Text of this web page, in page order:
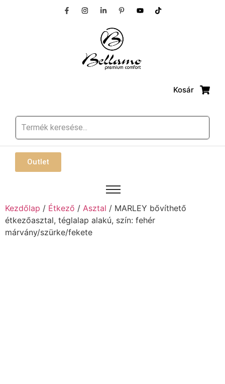
Kosár
Outlet
Kezdőlap / Étkező / Asztal / MARLEY bővíthető
étkezőasztal, téglalap alakú, szín: fehér
márvány/szürke/fekete